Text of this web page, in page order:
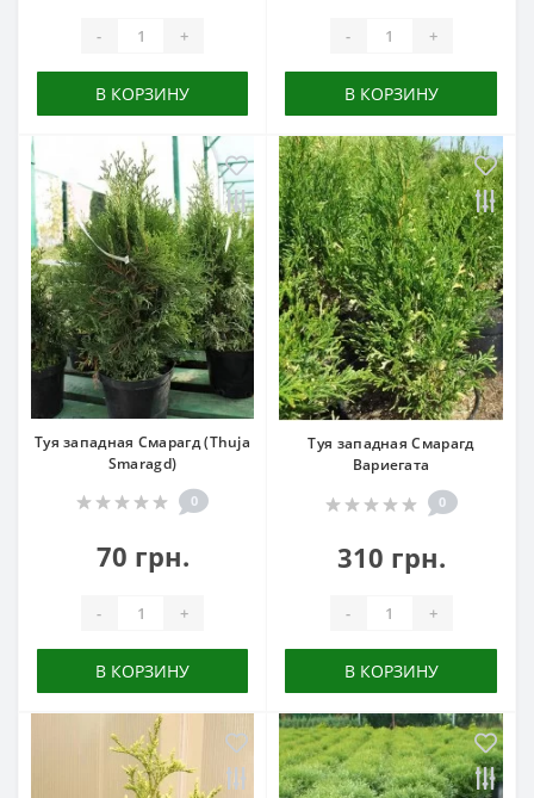
- +
В КОРЗИНУ
- +
В КОРЗИНУ
Туя западная Смарагд (Thuja
Smaragd)
0
70 грн.
- +
В КОРЗИНУ
Туя западная Смарагд
Вариегата
0
310 грн.
- +
В КОРЗИНУ